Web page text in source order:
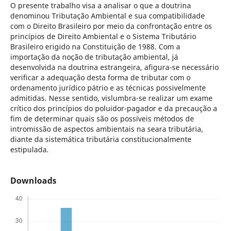
O presente trabalho visa a analisar o que a doutrina
denominou Tributação Ambiental e sua compatibilidade
com o Direito Brasileiro por meio da confrontação entre os
princípios de Direito Ambiental e o Sistema Tributário
Brasileiro erigido na Constituição de 1988. Com a
importação da noção de tributação ambiental, já
desenvolvida na doutrina estrangeira, afigura-se necessário
verificar a adequação desta forma de tributar com o
ordenamento jurídico pátrio e as técnicas possivelmente
admitidas. Nesse sentido, vislumbra-se realizar um exame
crítico dos princípios do poluidor-pagador e da precaução a
fim de determinar quais são os possíveis métodos de
intromissão de aspectos ambientais na seara tributária,
diante da sistemática tributária constitucionalmente
estipulada.
Downloads